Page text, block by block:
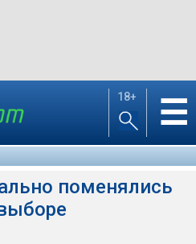
18+ ☰
поменялись